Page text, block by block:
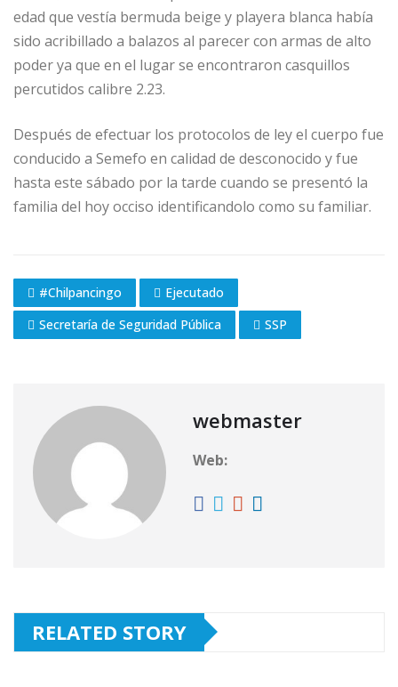
edad que vestía bermuda beige y playera blanca había
sido acribillado a balazos al parecer con armas de alto
poder ya que en el lugar se encontraron casquillos
percutidos calibre 2.23.
Después de efectuar los protocolos de ley el cuerpo fue
conducido a Semefo en calidad de desconocido y fue
hasta este sábado por la tarde cuando se presentó la
familia del hoy occiso identificandolo como su familiar.
#Chilpancingo
Ejecutado
Secretaría de Seguridad Pública
SSP
webmaster
Web:
RELATED STORY